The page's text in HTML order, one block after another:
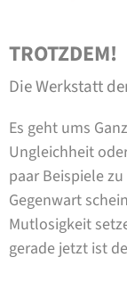
TROTZDEM!
Die Werkstatt
Es geht ums
Ungleichheit
paar Beispiele
Gegenwart
Mutlosigkeit
gerade jetzt ist